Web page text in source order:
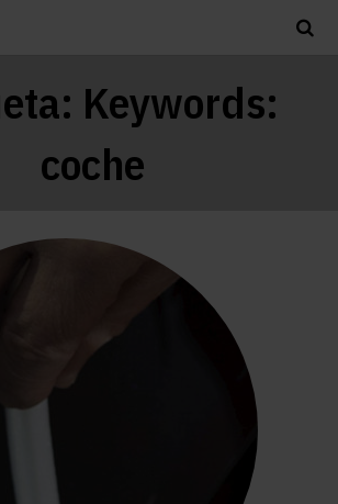
Keywords:
coche